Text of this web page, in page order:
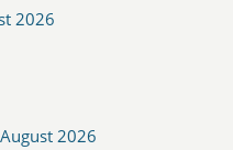
2026
2026